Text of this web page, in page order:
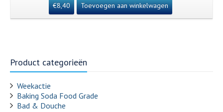
€8,40 Toevoegen aan winkelwagen
Product categorieën
Weekactie
Baking Soda Food Grade
Bad & Douche